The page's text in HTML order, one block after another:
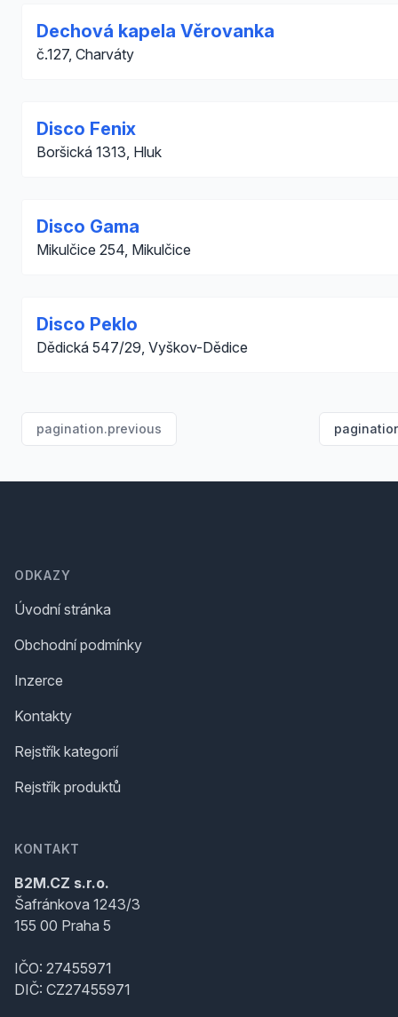
Dechová kapela Věrovanka
č.127, Charváty
Disco Fenix
Boršická 1313, Hluk
Disco Gama
Mikulčice 254, Mikulčice
Disco Peklo
Dědická 547/29, Vyškov-Dědice
pagination.previous
ODKAZY
Úvodní stránka
Obchodní podmínky
Inzerce
Kontakty
Rejstřík kategorií
Rejstřík produktů
KONTAKT
B2M.CZ s.r.o.
Šafránkova 1243/3
155 00 Praha 5
IČO: 27455971
DIČ: CZ27455971